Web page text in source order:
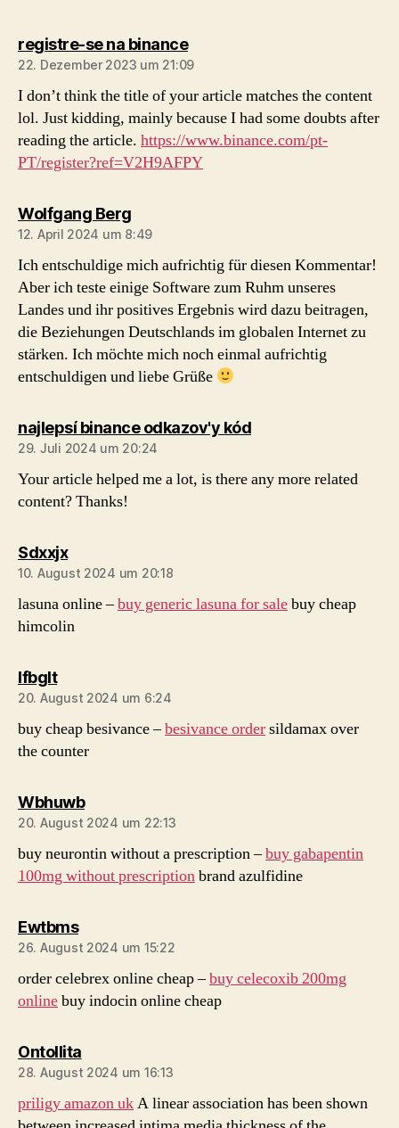
registre-se na binancesagt:
22. Dezember 2023 um 21:09
I don’t think the title of your article matches the content
lol. Just kidding, mainly because I had some doubts after
reading the article. https://www.binance.com/pt-
PT/register?ref=V2H9AFPY
Wolfgang Bergsagt:
12. April 2024 um 8:49
Ich entschuldige mich aufrichtig für diesen Kommentar!
Aber ich teste einige Software zum Ruhm unseres
Landes und ihr positives Ergebnis wird dazu beitragen,
die Beziehungen Deutschlands im globalen Internet zu
stärken. Ich möchte mich noch einmal aufrichtig
entschuldigen und liebe Grüße
najlepsí binance odkazov'y kódsagt:
29. Juli 2024 um 20:24
Your article helped me a lot, is there any more related
content? Thanks!
Sdxxjxsagt:
10. August 2024 um 20:18
lasuna online –buy generic lasuna for salebuy cheap
himcolin
Ifbgltsagt:
20. August 2024 um 6:24
buy cheap besivance –besivance ordersildamax over
the counter
Wbhuwbsagt:
20. August 2024 um 22:13
buy neurontin without a prescription –buy gabapentin
100mg without prescriptionbrand azulfidine
Ewtbmssagt:
26. August 2024 um 15:22
order celebrex online cheap –buy celecoxib 200mg
onlinebuy indocin online cheap
Ontollitasagt:
28. August 2024 um 16:13
priligy amazon ukA linear association has been shown